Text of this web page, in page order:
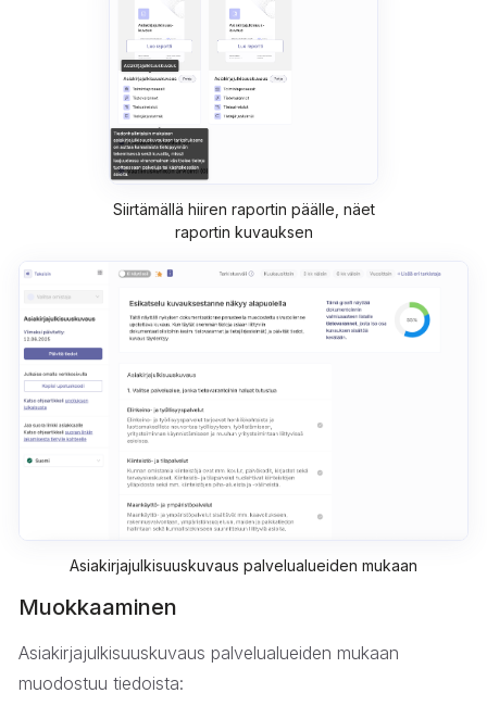
Siirtämällä hiiren raportin päälle, näet
raportin kuvauksen
Asiakirjajulkisuuskuvaus palvelualueiden mukaan
Muokkaaminen
Asiakirjajulkisuuskuvaus palvelualueiden mukaan
muodostuu tiedoista: